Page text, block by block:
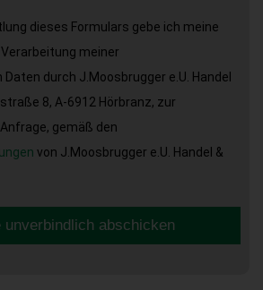
dieses Formulars gebe ich meine
meiner
durch J.Moosbrugger e.U. Handel
8, A-6912 Hörbranz, zur
gemäß den
von J.Moosbrugger e.U. Handel &
unverbindlich abschicken